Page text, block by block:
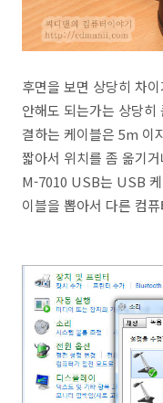
후면을 보면 상당히 차
안해도 되는가는 상당
결하는 케이블은 5m 이
짧아서 위치를 좀 옮기
M-7010 USB는 USB
이블을 뽑아서 다른 컴